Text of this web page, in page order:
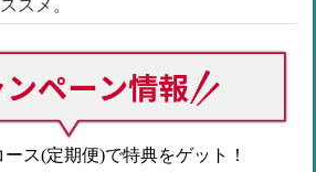
ススメ。
ス(定期便)で特典をゲット！